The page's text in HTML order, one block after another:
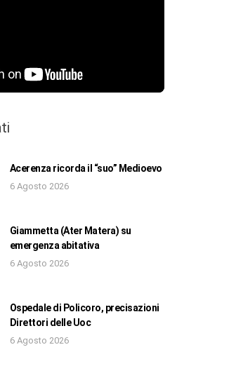
Acerenza ricorda il “suo” Medioevo
6 Agosto 2026
Giammetta (Ater Matera) su
emergenza abitativa
6 Agosto 2026
Ospedale di Policoro, precisazioni
Direttori delle Uoc
6 Agosto 2026